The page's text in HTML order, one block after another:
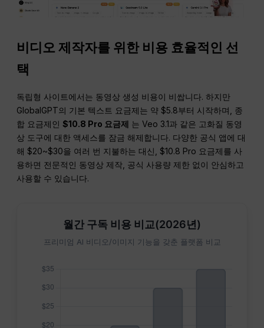
비디오 제작자를 위한 비용 효율적인 선
택
독립형 사이트에서는 동영상 생성 비용이 비쌉니다. 하지만
GlobalGPT의 기본 텍스트 요금제는 약 $5.8부터 시작하며, 종
합 요금제인$10.8 Pro 요금제 는 Veo 3.1과 같은 고화질 동영
상 도구에 대한 액세스를 잠금 해제합니다. 다양한 공식 앱에 대
해 $20~$30을 여러 번 지불하는 대신, $10.8 Pro 요금제를 사
용하면 전문적인 동영상 제작, 공식 사용량 제한 없이 안심하고
사용할 수 있습니다.
월간 구독 비용 비교(2026년)
프리미엄 AI 비디오/이미지 기능을 갖춘 플랫폼 비교